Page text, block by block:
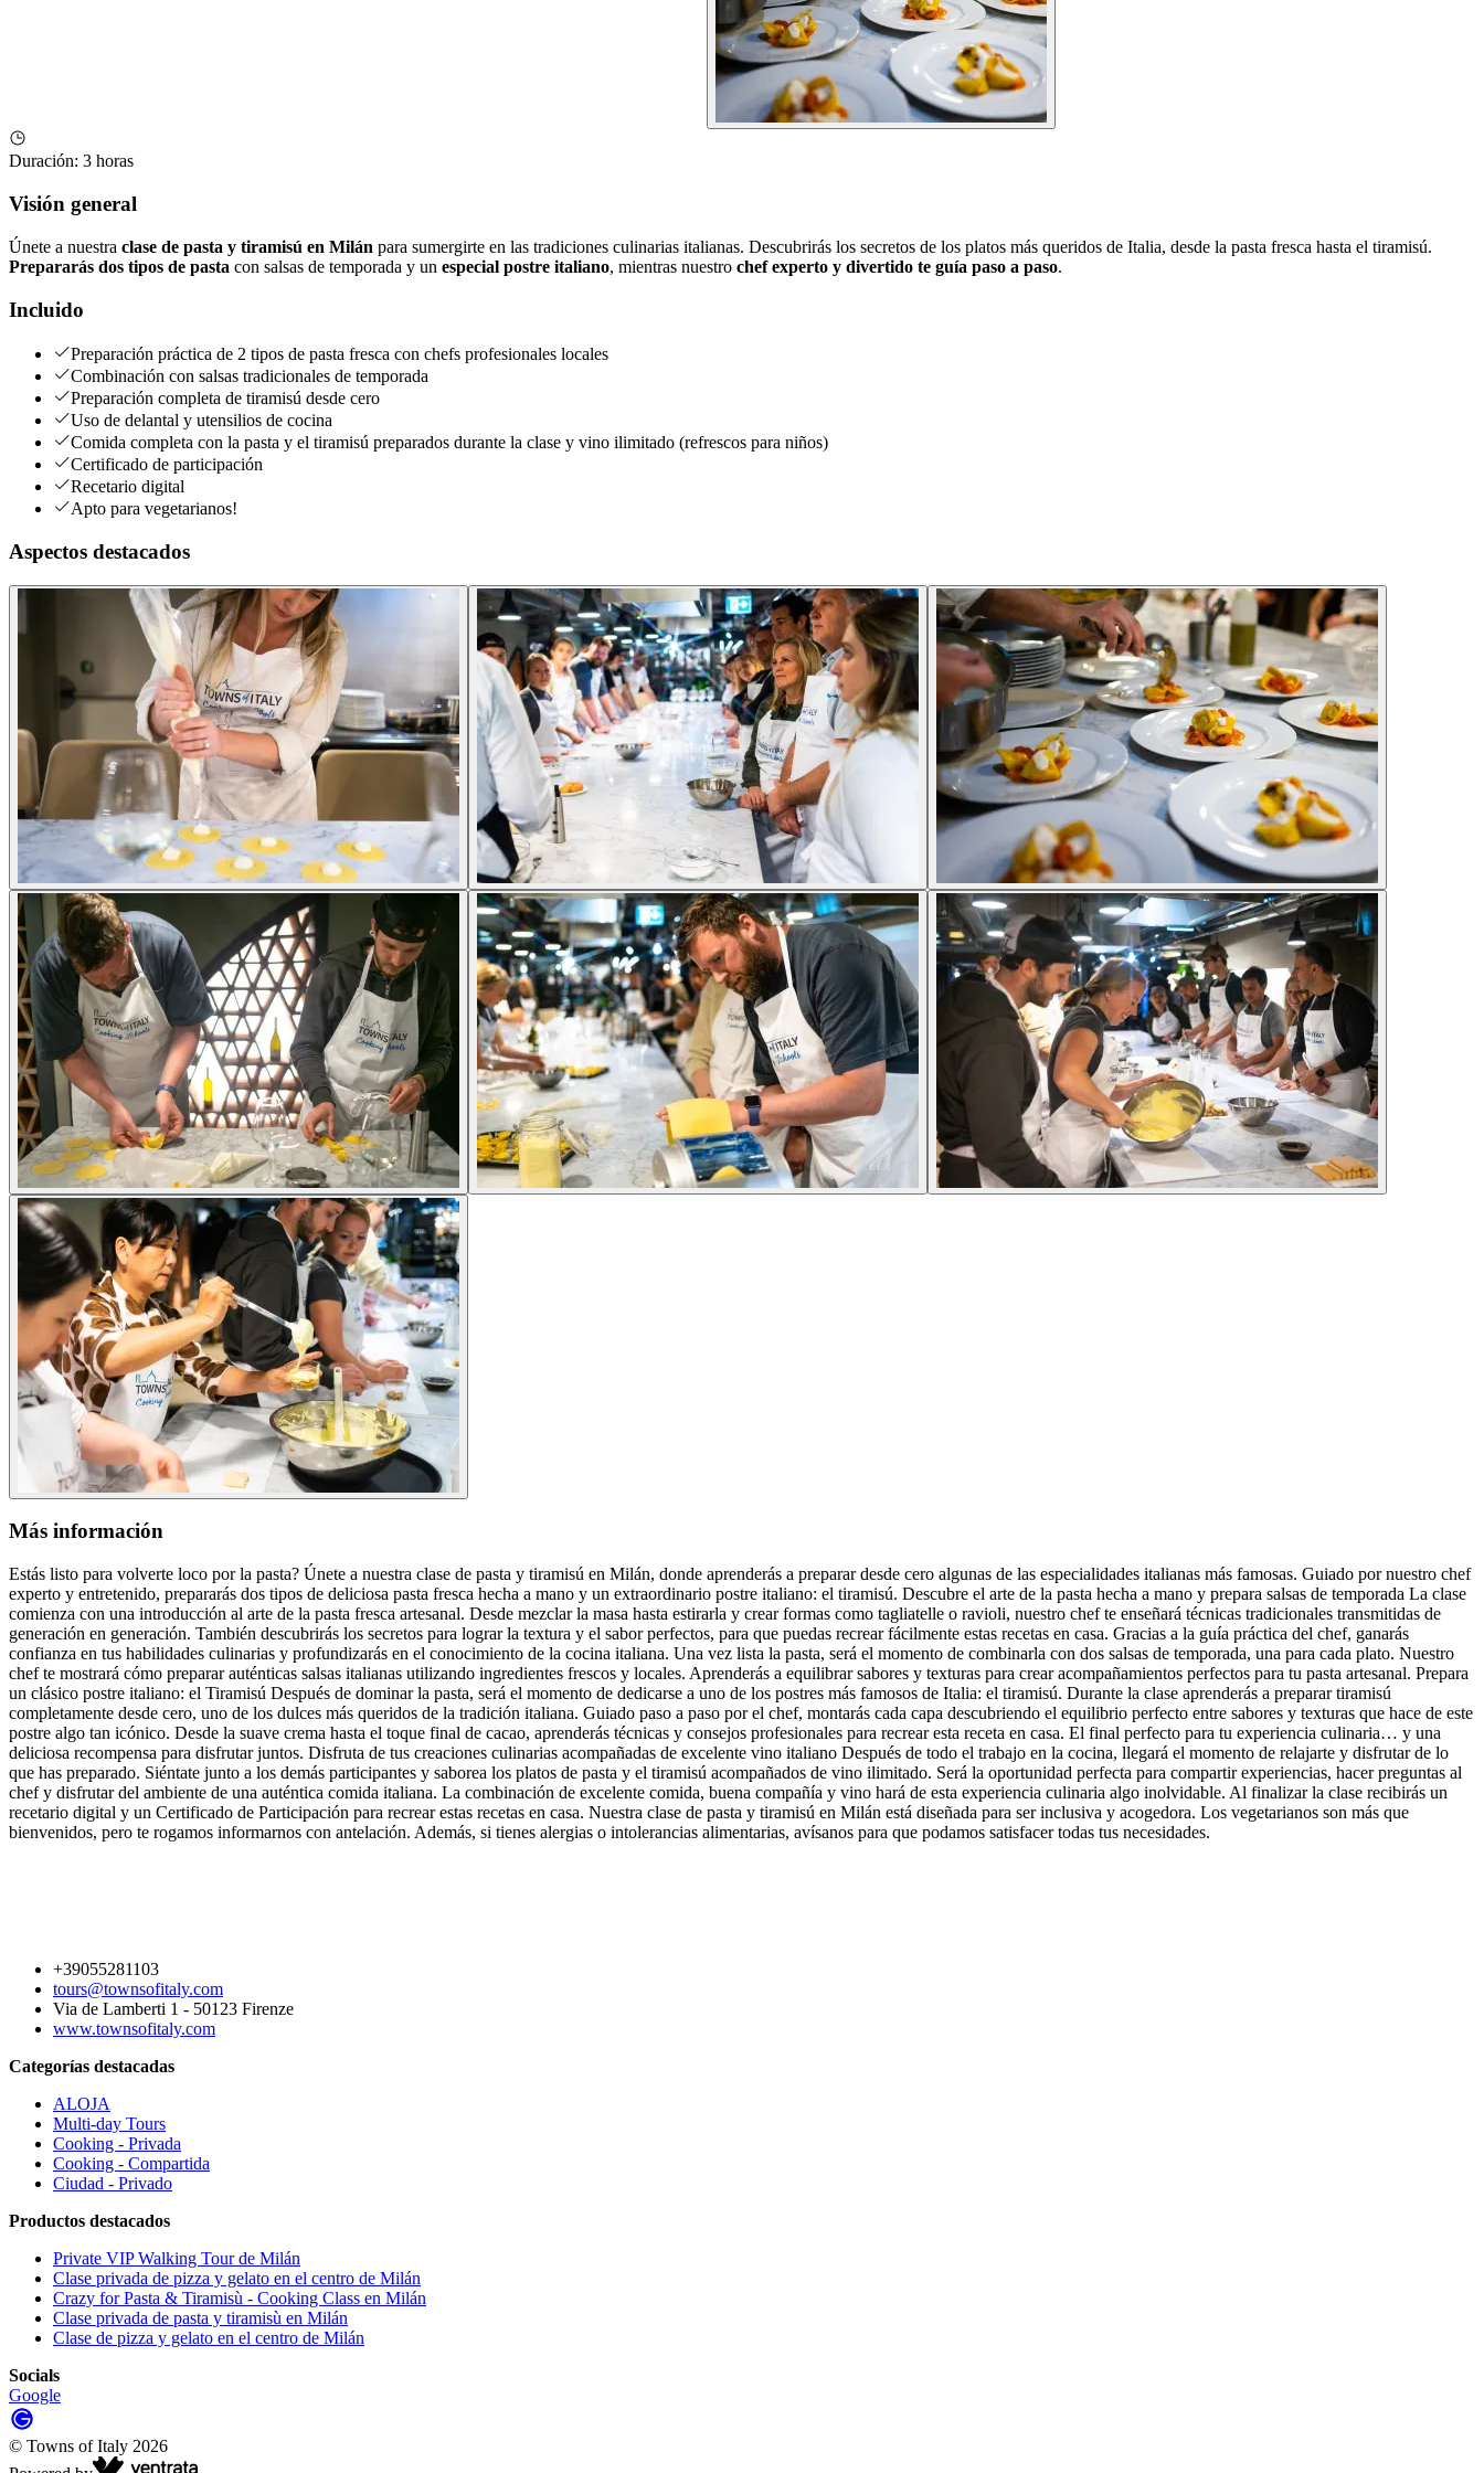
Duración: 3 horas
Visión general
Únete a nuestra clase de pasta y tiramisú en Milán para sumergirte en las tradiciones culinarias italianas. Descubrirás los secretos de los platos más queridos de Italia, desde la pasta fresca hasta el tiramisú.
Prepararás dos tipos de pasta con salsas de temporada y un especial postre italiano, mientras nuestro chef experto y divertido te guía paso a paso.
Incluido
Preparación práctica de 2 tipos de pasta fresca con chefs profesionales locales
Combinación con salsas tradicionales de temporada
Preparación completa de tiramisú desde cero
Uso de delantal y utensilios de cocina
Comida completa con la pasta y el tiramisú preparados durante la clase y vino ilimitado (refrescos para niños)
Certificado de participación
Recetario digital
Apto para vegetarianos!
Aspectos destacados
Más información
Estás listo para volverte loco por la pasta? Únete a nuestra clase de pasta y tiramisú en Milán, donde aprenderás a preparar desde cero algunas de las especialidades italianas más famosas. Guiado por nuestro chef
experto y entretenido, prepararás dos tipos de deliciosa pasta fresca hecha a mano y un extraordinario postre italiano: el tiramisú. Descubre el arte de la pasta hecha a mano y prepara salsas de temporada La clase
comienza con una introducción al arte de la pasta fresca artesanal. Desde mezclar la masa hasta estirarla y crear formas como tagliatelle o ravioli, nuestro chef te enseñará técnicas tradicionales transmitidas de
generación en generación. También descubrirás los secretos para lograr la textura y el sabor perfectos, para que puedas recrear fácilmente estas recetas en casa. Gracias a la guía práctica del chef, ganarás
confianza en tus habilidades culinarias y profundizarás en el conocimiento de la cocina italiana. Una vez lista la pasta, será el momento de combinarla con dos salsas de temporada, una para cada plato. Nuestro
chef te mostrará cómo preparar auténticas salsas italianas utilizando ingredientes frescos y locales. Aprenderás a equilibrar sabores y texturas para crear acompañamientos perfectos para tu pasta artesanal. Prepara
un clásico postre italiano: el Tiramisú Después de dominar la pasta, será el momento de dedicarse a uno de los postres más famosos de Italia: el tiramisú. Durante la clase aprenderás a preparar tiramisú
completamente desde cero, uno de los dulces más queridos de la tradición italiana. Guiado paso a paso por el chef, montarás cada capa descubriendo el equilibrio perfecto entre sabores y texturas que hace de este
postre algo tan icónico. Desde la suave crema hasta el toque final de cacao, aprenderás técnicas y consejos profesionales para recrear esta receta en casa. El final perfecto para tu experiencia culinaria… y una
deliciosa recompensa para disfrutar juntos. Disfruta de tus creaciones culinarias acompañadas de excelente vino italiano Después de todo el trabajo en la cocina, llegará el momento de relajarte y disfrutar de lo
que has preparado. Siéntate junto a los demás participantes y saborea los platos de pasta y el tiramisú acompañados de vino ilimitado. Será la oportunidad perfecta para compartir experiencias, hacer preguntas al
chef y disfrutar del ambiente de una auténtica comida italiana. La combinación de excelente comida, buena compañía y vino hará de esta experiencia culinaria algo inolvidable. Al finalizar la clase recibirás un
recetario digital y un Certificado de Participación para recrear estas recetas en casa. Nuestra clase de pasta y tiramisú en Milán está diseñada para ser inclusiva y acogedora. Los vegetarianos son más que
bienvenidos, pero te rogamos informarnos con antelación. Además, si tienes alergias o intolerancias alimentarias, avísanos para que podamos satisfacer todas tus necesidades.
+39055281103
tours@townsofitaly.com
Via de Lamberti 1 - 50123 Firenze
www.townsofitaly.com
Categorías destacadas
ALOJA
Multi-day Tours
Cooking - Privada
Cooking - Compartida
Ciudad - Privado
Productos destacados
Private VIP Walking Tour de Milán
Clase privada de pizza y gelato en el centro de Milán
Crazy for Pasta & Tiramisù - Cooking Class en Milán
Clase privada de pasta y tiramisù en Milán
Clase de pizza y gelato en el centro de Milán
Socials
Google
© Towns of Italy 2026